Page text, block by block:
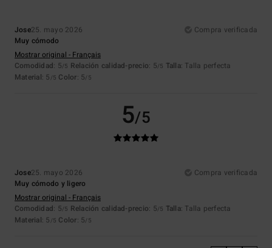
Jose25. mayo 2026
Compra verificada
Muy cómodo
Mostrar original - Français
Comodidad: 5/5 Relación calidad-precio: 5/5 Talla: Talla perfecta
Material: 5 /5 Color: 5/5
5/5
Jose25. mayo 2026
Compra verificada
Muy cómodo y ligero
Mostrar original - Français
Comodidad: 5/5 Relación calidad-precio: 5/5 Talla: Talla perfecta
Material: 5 /5 Color: 5/5